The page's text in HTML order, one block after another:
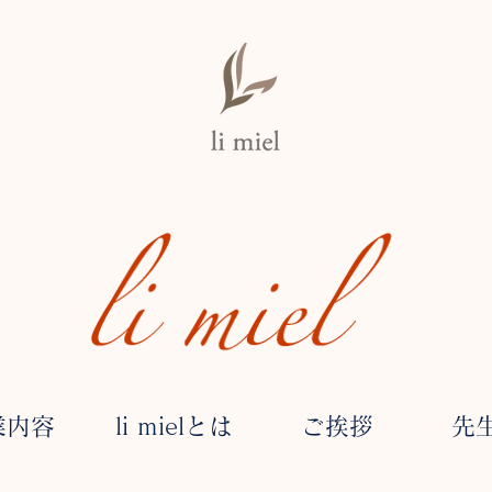
内容 li mielとは ご挨拶 先